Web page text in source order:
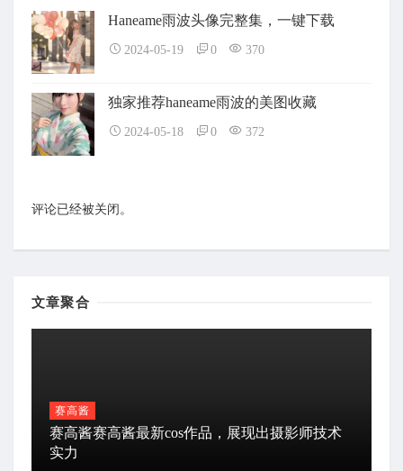
Haneame雨波头像完整集，一键下载
2024-05-19 0 370
独家推荐haneame雨波的美图收藏
2024-05-18 0 372
评论已经被关闭。
文章聚合
赛高酱
赛高酱赛高酱最新cos作品，展现出摄影师技术
实力